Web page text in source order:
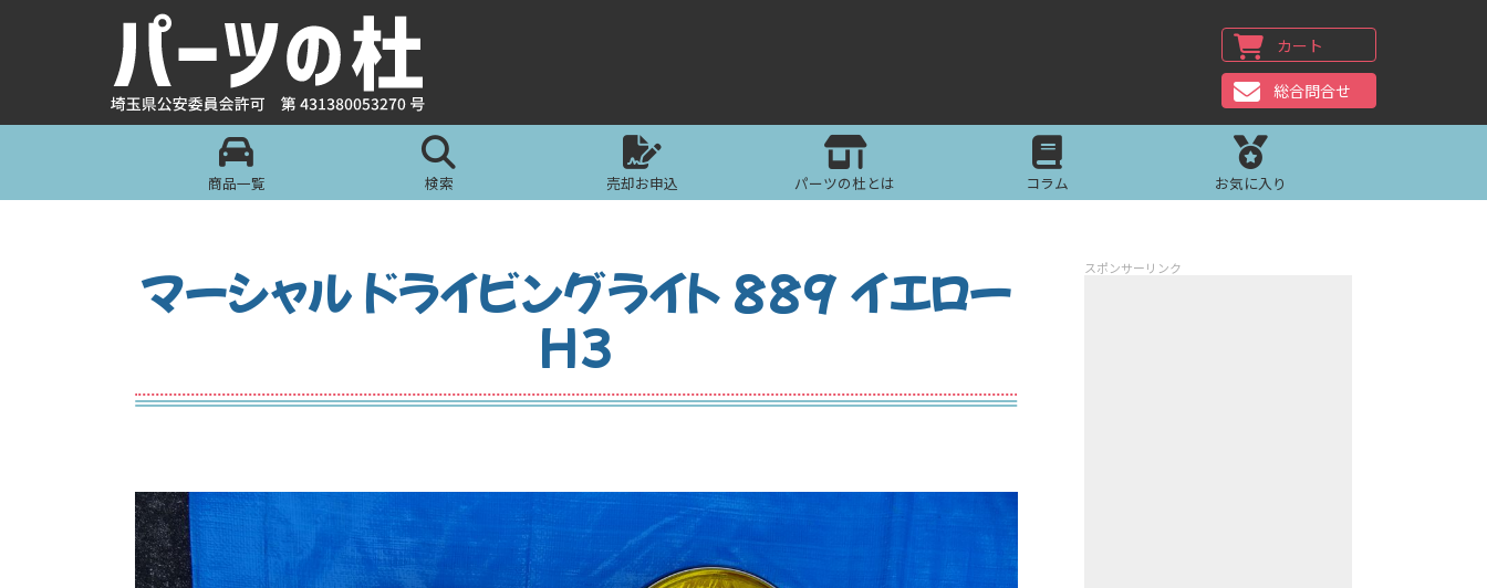
カート
総合問合せ
商品一覧 検索 売却お申込 パーツの杜とは コラム お気に入り
マーシャル ドライビングライト 889 イエロー
H3
スポンサーリンク